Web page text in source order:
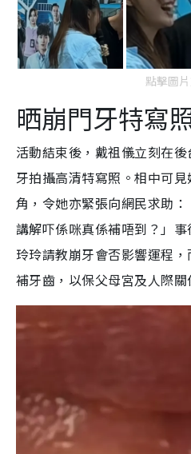
點擊圖
晒崩門牙特寫
活動結束後，戴祖儀立刻在
牙拍攝高清特寫照。相中可
角，令她亦緊張向網民求助
講解吓係咪真係補唔到？」
玲玲請教崩牙會否影響運程
補牙齒，以保父母宮及人際關